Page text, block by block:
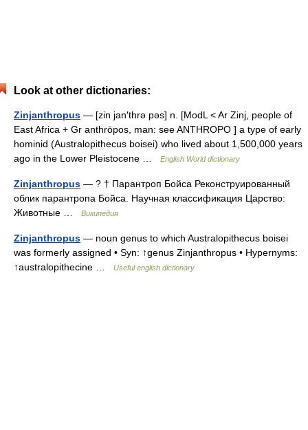
Look at other dictionaries:
Zinjanthropus — [zin jan′thrə pəs] n. [ModL < Ar Zinj, people of
East Africa + Gr anthrōpos, man: see ANTHROPO ] a type of early
hominid (Australopithecus boisei) who lived about 1,500,000 years
ago in the Lower Pleistocene …
English World dictionary
Zinjanthropus — ? † Парантроп Бойса Реконструированный
облик парантропа Бойса. Научная классификация Царство:
Животные …
Википедия
Zinjanthropus — noun genus to which Australopithecus boisei
was formerly assigned • Syn: ↑genus Zinjanthropus • Hypernyms:
↑australopithecine …
Useful english dictionary